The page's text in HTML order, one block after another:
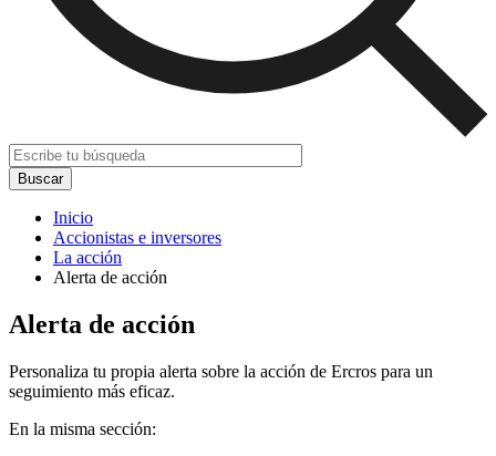
Inicio
Accionistas e inversores
La acción
Alerta de acción
Alerta de acción
Personaliza tu propia alerta sobre la acción de Ercros para un
seguimiento más eficaz.
En la misma sección: